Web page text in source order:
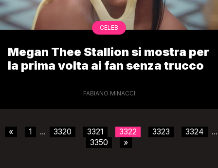
CELEB
Megan Thee Stallion si mostra per
la prima volta ai fan senza trucco
FABIANO MINACCI
« 1 ... 3320 3321 3322 3323 3324 ...
3350 »